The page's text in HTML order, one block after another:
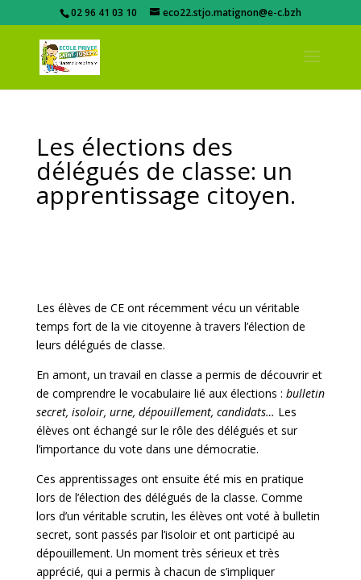
02 96 41 03 10 eco22.stjo.matignon@e-c.bzh
Les élections des
délégués de classe: un
apprentissage citoyen.
Les élèves de CE ont récemment vécu un véritable
temps fort de la vie citoyenne à travers l’élection de
leurs délégués de classe.
En amont, un travail en classe a permis de découvrir et
de comprendre le vocabulaire lié aux élections : bulletin
secret, isoloir, urne, dépouillement, candidats… Les
élèves ont échangé sur le rôle des délégués et sur
l’importance du vote dans une démocratie.
Ces apprentissages ont ensuite été mis en pratique
lors de l’élection des délégués de la classe. Comme
lors d’un véritable scrutin, les élèves ont voté à bulletin
secret, sont passés par l’isoloir et ont participé au
dépouillement. Un moment très sérieux et très
apprécié, qui a permis à chacun de s’impliquer